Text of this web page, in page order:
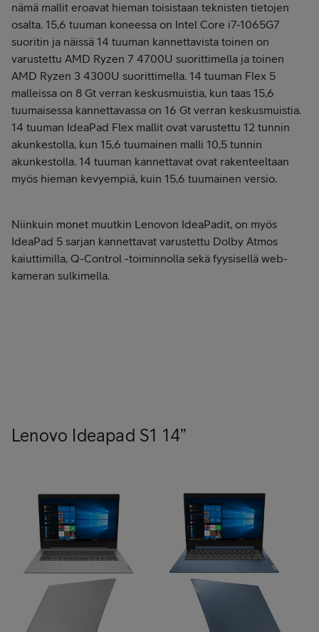
nämä mallit eroavat hieman toisistaan teknisten tietojen
osalta. 15,6 tuuman koneessa on Intel Core i7-1065G7
suoritin ja näissä 14 tuuman kannettavista toinen on
varustettu AMD Ryzen 7 4700U suorittimella ja toinen
AMD Ryzen 3 4300U suorittimella. 14 tuuman Flex 5
malleissa on 8 Gt verran keskusmuistia, kun taas 15,6
tuumaisessa kannettavassa on 16 Gt verran keskusmuistia.
14 tuuman IdeaPad Flex mallit ovat varustettu 12 tunnin
akunkestolla, kun 15,6 tuumainen malli 10,5 tunnin
akunkestolla. 14 tuuman kannettavat ovat rakenteeltaan
myös hieman kevyempiä, kuin 15,6 tuumainen versio.
Niinkuin monet muutkin Lenovon IdeaPadit, on myös
IdeaPad 5 sarjan kannettavat varustettu Dolby Atmos
kaiuttimilla, Q-Control -toiminnolla sekä fyysisellä web-
kameran sulkimella.
Lenovo Ideapad S1 14”